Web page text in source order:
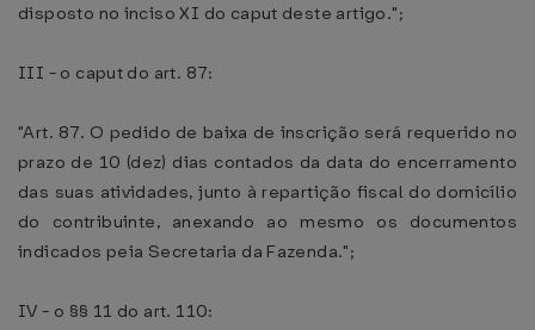
disposto no inciso XI do caput deste artigo.";
III - o caput do art. 87:
"Art. 87. O pedido de baixa de inscrição será requerido no
prazo de 10 (dez) dias contados da data do encerramento
das suas atividades, junto à repartição fiscal do domicílio
do contribuinte, anexando ao mesmo os documentos
indicados peia Secretaria da Fazenda.";
IV - o §§ 11 do art. 110: